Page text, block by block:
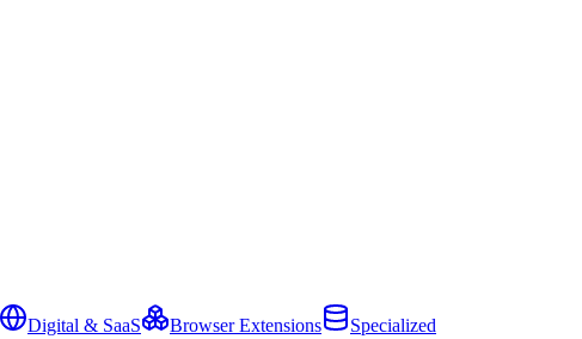
Digital & SaaS Browser Extensions Specialized